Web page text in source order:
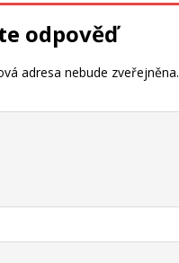
odpověď
adresa nebude zveřejněna.